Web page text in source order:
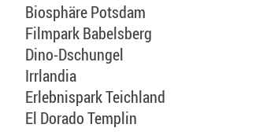
Biosphäre Potsdam
Filmpark Babelsberg
Dino-Dschungel
Irrlandia
Erlebnispark Teichland
El Dorado Templin